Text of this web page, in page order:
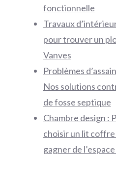
fonctionnelle
Travaux
pour trouver un
Vanves
Problèmes
Nos solutions
de fosse septique
Chambre design :
choisir un lit
gagner de l’espace